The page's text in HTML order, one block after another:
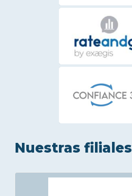
Nuestras filiales